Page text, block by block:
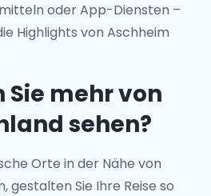
oder App-Diensten –
Highlights von Aschheim
Sie mehr von
sehen?
Orte in der Nähe von
gestalten Sie Ihre Reise so